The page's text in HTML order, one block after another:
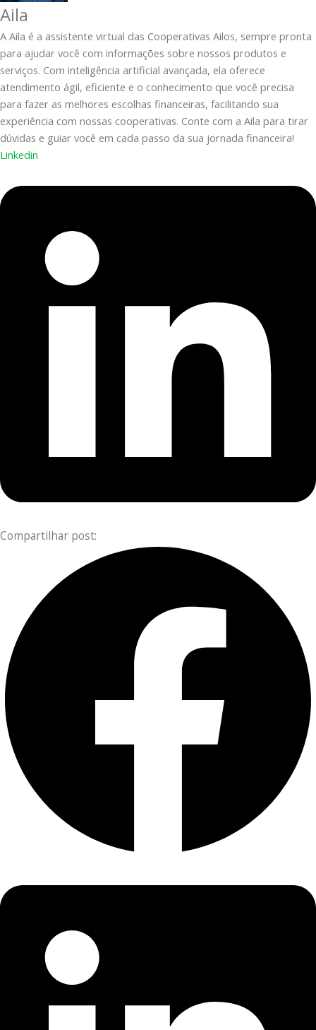
Aila
A Aila é a assistente virtual das Cooperativas Ailos, sempre pronta
para ajudar você com informações sobre nossos produtos e
serviços. Com inteligência artificial avançada, ela oferece
atendimento ágil, eficiente e o conhecimento que você precisa
para fazer as melhores escolhas financeiras, facilitando sua
experiência com nossas cooperativas. Conte com a Aila para tirar
dúvidas e guiar você em cada passo da sua jornada financeira!
Linkedin
Compartilhar post: